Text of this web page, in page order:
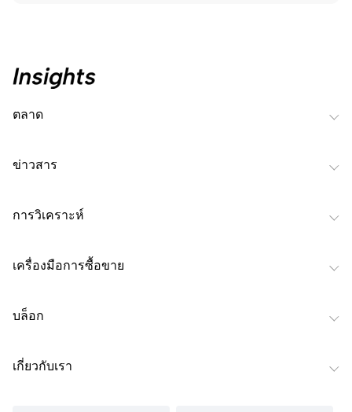
ตลาด
ข่าวสาร
การวิเคราะห์
เครื่องมือการซื้อขาย
บล็อก
เกี่ยวกับเรา